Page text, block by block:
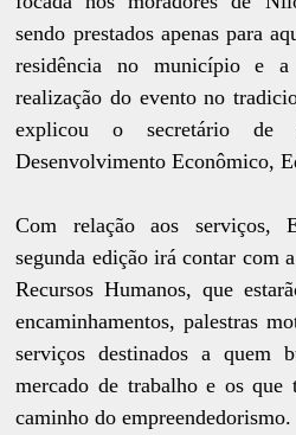
sendo prestados apenas para
residência no município e
realização do evento no
explicou o secretário de
Desenvolvimento Econômico,
Com relação aos serviços,
segunda edição irá contar com
Recursos Humanos, que
encaminhamentos, palestras
serviços destinados a quem
mercado de trabalho e os que
caminho do empreendedorismo.